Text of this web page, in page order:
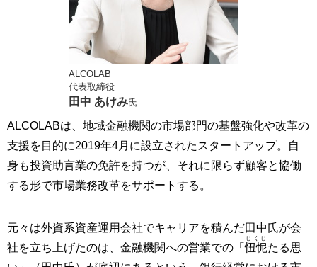
ALCOLAB
代表取締役
田中 あけみ氏
ALCOLABは、地域金融機関の市場部門の基盤強化や改革の
支援を目的に2019年4月に設立されたスタートアップ。自
身も投資助言業の免許を持つが、それに限らず顧客と協働
する形で市場業務改革をサポートする。
元々は外資系資産運用会社でキャリアを積んだ田中氏が会
社を立ち上げたのは、金融機関への営業での「忸怩
じくじ
たる思